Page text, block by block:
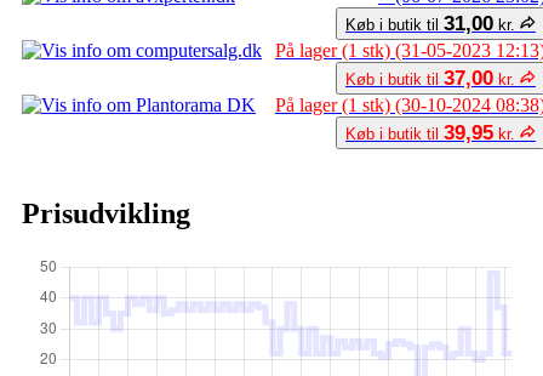
Køb i butik til 31,00 kr.
På lager (1 stk) (31-05-2023
Køb i butik til 37,00 kr.
På lager (1 stk) (30-10-2024
Køb i butik til 39,95 kr.
Prisudvikling